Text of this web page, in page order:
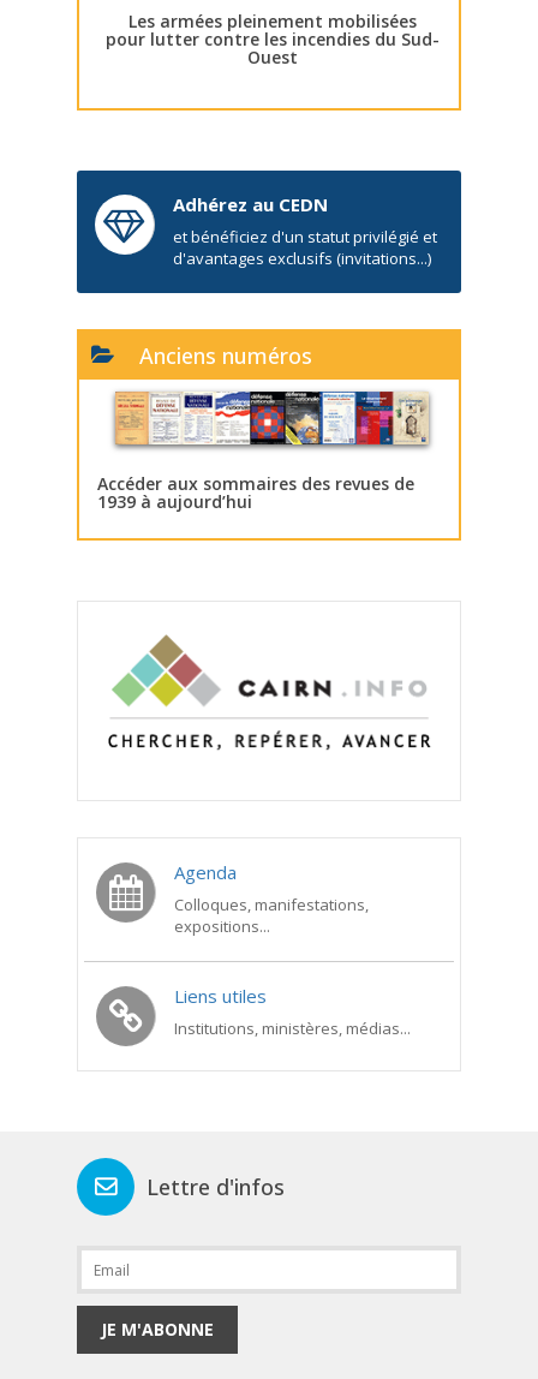
Les armées pleinement mobilisées
pour lutter contre les incendies du Sud-
Ouest
Adhérez au CEDN
et bénéficiez d'un statut privilégié et
d'avantages exclusifs (invitations...)
Anciens numéros
Accéder aux sommaires des revues de
1939 à aujourd’hui
Agenda
Colloques, manifestations,
expositions...
Liens utiles
Institutions, ministères, médias...
Lettre d'infos
JE M'ABONNE